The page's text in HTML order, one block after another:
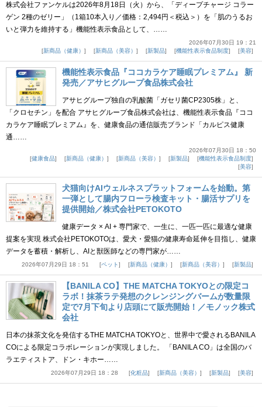
株式会社ファンケルは2026年8月18日（火）から、「ディープチャージ コラー
ゲン 2種のゼリー」（1箱10本入り／価格：2,494円＜税込＞）を「肌のうるお
いと弾力を維持する」機能性表示食品として、……
2026年07月30日 19：21
新商品（健康）
新商品（美容） 新製品 機能性表示食品制度 美容
機能性表示食品『ココカラケア睡眠プレミアム』 新
発売／アサヒグループ食品株式会社
アサヒグループ独自の乳酸菌「ガセリ菌CP2305株」と、
「クロセチン」を配合 アサヒグループ食品株式会社は、機能性表示食品『ココ
カラケア睡眠プレミアム』を、健康食品の通信販売ブランド「カルピス健康
通……
2026年07月30日 18：50
健康食品
新商品（健康） 新商品（美容） 新製品
機能性表示食品制度
美容
犬猫向けAIウェルネスプラットフォームを始動。第
一弾として腸内フローラ検査キット・腸活サプリを
提供開始／株式会社PETOKOTO
健康データ × AI + 専門家で、一生に、一匹一匹に最適な健康
提案を実現 株式会社PETOKOTOは、愛犬・愛猫の健康寿命延伸を目指し、健康
データを蓄積・解析し、AIと獣医師などの専門家が……
2026年07月29日 18：51 ペット 新商品（健康） 新商品（美容） 新製品
【BANILA CO】THE MATCHA TOKYOとの限定コ
ラボ！抹茶ラテ発想のクレンジングバームが数量限
定で7月下旬より店頭にて販売開始！／モノック株式
会社
日本の抹茶文化を発信するTHE MATCHA TOKYOと、世界中で愛されるBANILA
COによる限定コラボレーションが実現しました。 「BANILA CO」は全国のバ
ラエティストア、ドン・キホー……
2026年07月29日 18：28 化粧品 新商品（美容） 新製品 美容